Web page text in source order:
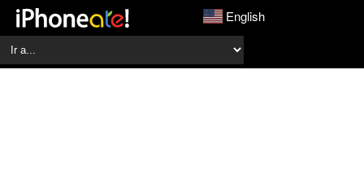
English